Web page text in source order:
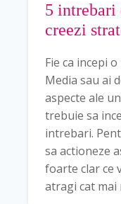
5 intrebari
creezi
Fie ca incepi
Media sau ai
aspecte ale
trebuie sa
intrebari.
sa actioneze
foarte clar ce
atragi cat